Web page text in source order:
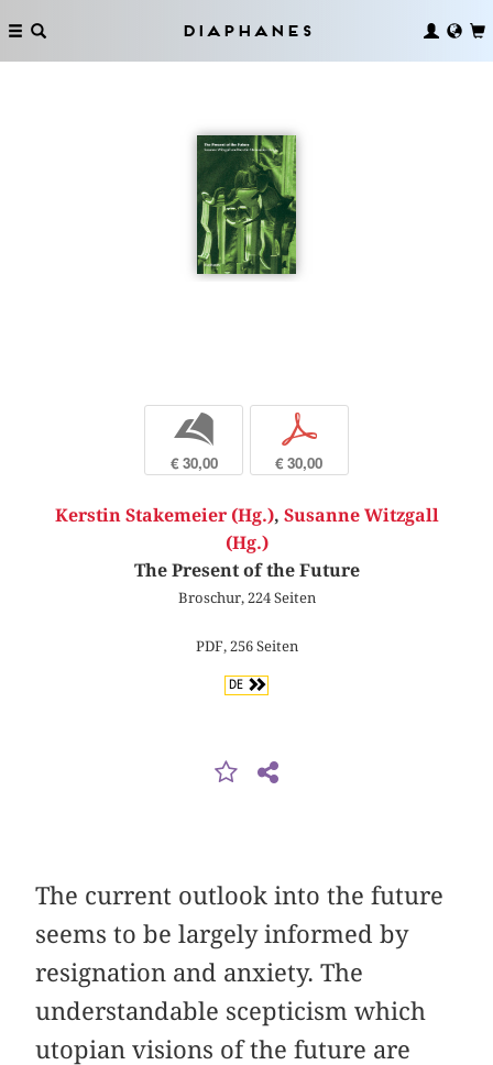
Diaphanes
b
€ 30,00
p
€ 30,00
Kerstin Stakemeier (Hg.), Susanne Witzgall
(Hg.)
The Present of the Future
Broschur, 224 Seiten
PDF, 256 Seiten
DE
The current outlook into the future
seems to be largely informed by
resignation and anxiety. The
understandable scepticism which
utopian visions of the future are